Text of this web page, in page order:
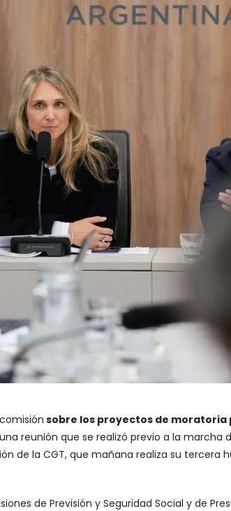
sobre los proyectos de moratoria
reunión que se realizó previo a la marcha
de la CGT, que mañana realiza su tercera
de Previsión y Seguridad Social y de